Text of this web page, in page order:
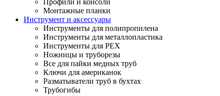
Профили и консоли
Монтажные планки
Инструмент и аксессуары
Инструменты для полипропилена
Инструменты для металлопластика
Инструменты для PEX
Ножницы и труборезы
Все для пайки медных труб
Ключи для американок
Разматыватели труб в бухтах
Трубогибы